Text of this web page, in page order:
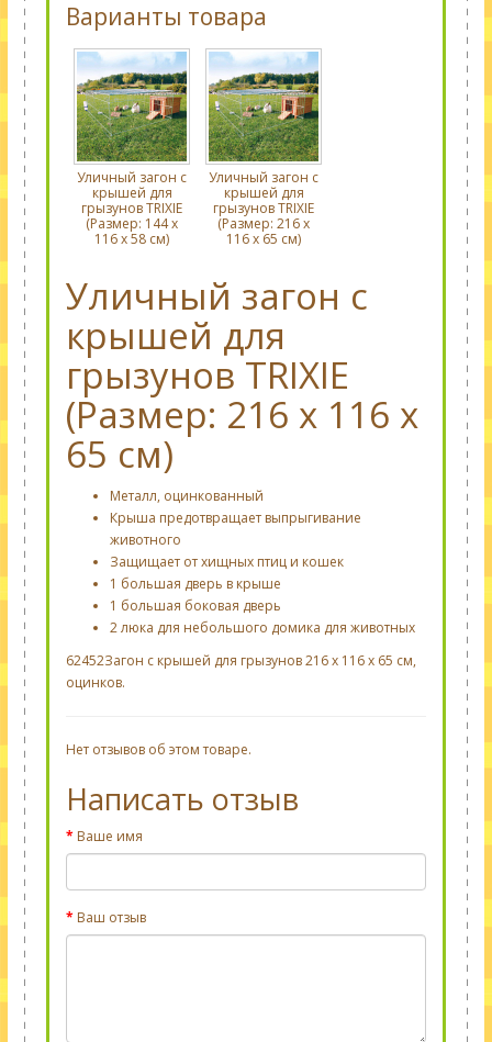
Варианты товара
Уличный загон с
крышей для
грызунов TRIXIE
(Размер: 144 х
116 х 58 см)
Уличный загон с
крышей для
грызунов TRIXIE
(Размер: 216 х
116 х 65 см)
Уличный загон с
крышей для
грызунов TRIXIE
(Размер: 216 х 116 х
65 см)
Металл, оцинкованный
Крыша предотвращает выпрыгивание
животного
Защищает от хищных птиц и кошек
1 большая дверь в крыше
1 большая боковая дверь
2 люка для небольшого домика для животных
62452Загон с крышей для грызунов 216 х 116 х 65 см,
оцинков.
Нет отзывов об этом товаре.
Написать отзыв
Ваше имя
Ваш отзыв